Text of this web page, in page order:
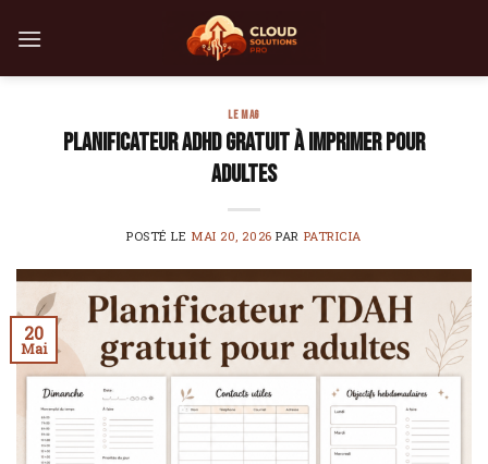
LE MAG
Planificateur ADHD gratuit à imprimer pour
adultes
POSTÉ LE MAI 20, 2026 PAR PATRICIA
20
Mai